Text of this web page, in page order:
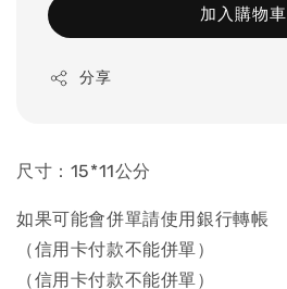
加入購物車
分享
尺寸：15*11公分
如果可能會併單請使用銀行轉帳
（信用卡付款不能併單）
（信用卡付款不能併單）